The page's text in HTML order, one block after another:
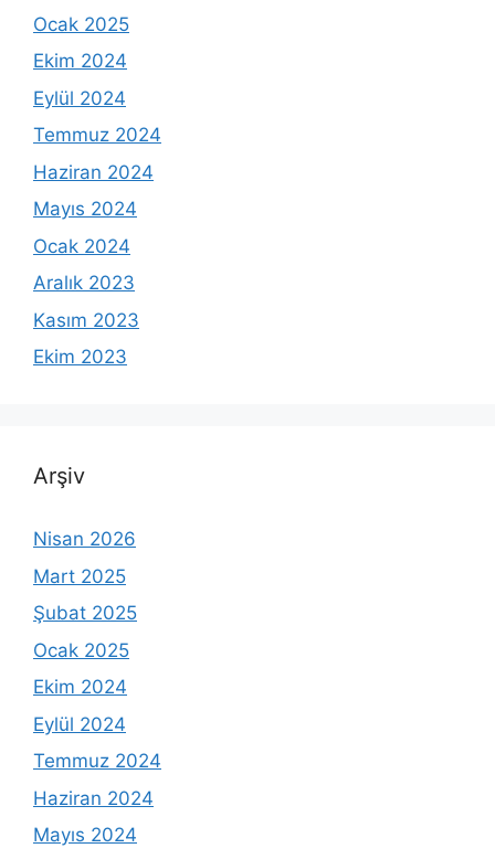
Ocak 2025
Ekim 2024
Eylül 2024
Temmuz 2024
Haziran 2024
Mayıs 2024
Ocak 2024
Aralık 2023
Kasım 2023
Ekim 2023
Arşiv
Nisan 2026
Mart 2025
Şubat 2025
Ocak 2025
Ekim 2024
Eylül 2024
Temmuz 2024
Haziran 2024
Mayıs 2024